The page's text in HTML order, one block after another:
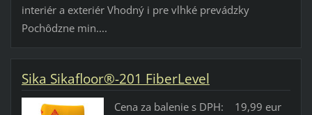
interiér a exteriér Vhodný i pre vlhké prevádzky
Pochôdzne min....
Sika Sikafloor®-201 FiberLevel
Cena za balenie s DPH: 19,99 eur